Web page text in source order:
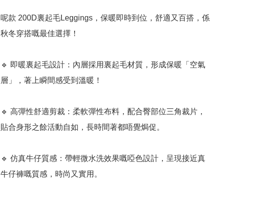
呢款 200D裏起毛Leggings，保暖即時到位，舒適又百搭，係
秋冬穿搭嘅最佳選擇！
🔹 即暖裏起毛設計：內層採用裏起毛材質，形成保暖「空氣
層」，著上瞬間感受到溫暖！
🔹 高彈性舒適剪裁：柔軟彈性布料，配合臀部位三角裁片，
貼合身形之餘活動自如，長時間著都唔覺焗促。
🔹 仿真牛仔質感：帶輕微水洗效果嘅啞色設計，呈現接近真
牛仔褲嘅質感，時尚又實用。